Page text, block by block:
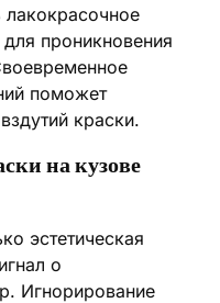
лакокрасочное
проникновения
поможет
краски.
на кузове
эстетическая
о
Игнорирование